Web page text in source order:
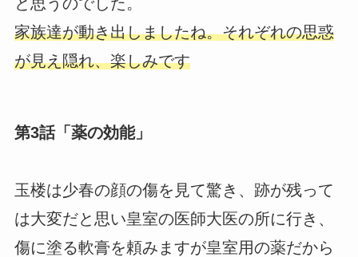
家族達が動き出しましたね。それぞれの思惑
が見え隠れ、楽しみです
第3話「薬の効能」
玉楼は少春の顔の傷を見て驚き、跡が残って
は大変だと思い皇室の医師大医の所に行き、
傷に塗る軟膏を頼みますが皇室用の薬だから